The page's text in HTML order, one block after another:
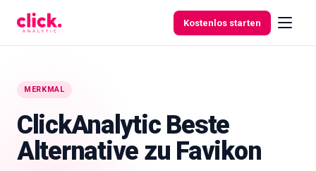
Kostenlos starten
Funktionen
Kostenlose
MERKMAL
ClickAnalytic Beste
Alternative zu Favikon